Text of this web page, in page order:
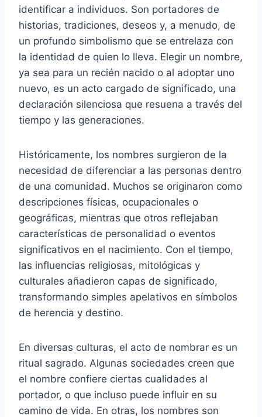
identificar a individuos. Son portadores de
historias, tradiciones, deseos y, a menudo, de
un profundo simbolismo que se entrelaza con
la identidad de quien lo lleva. Elegir un nombre,
ya sea para un recién nacido o al adoptar uno
nuevo, es un acto cargado de significado, una
declaración silenciosa que resuena a través del
tiempo y las generaciones.
Históricamente, los nombres surgieron de la
necesidad de diferenciar a las personas dentro
de una comunidad. Muchos se originaron como
descripciones físicas, ocupacionales o
geográficas, mientras que otros reflejaban
características de personalidad o eventos
significativos en el nacimiento. Con el tiempo,
las influencias religiosas, mitológicas y
culturales añadieron capas de significado,
transformando simples apelativos en símbolos
de herencia y destino.
En diversas culturas, el acto de nombrar es un
ritual sagrado. Algunas sociedades creen que
el nombre confiere ciertas cualidades al
portador, o que incluso puede influir en su
camino de vida. En otras, los nombres son